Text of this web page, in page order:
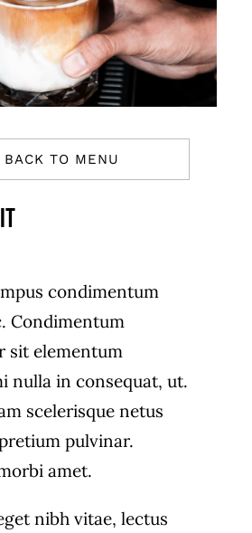
BACK TO MENU
condimentum
Condimentum
sit elementum
nulla in consequat, ut.
scelerisque netus
pulvinar.
amet.
nibh vitae, lectus